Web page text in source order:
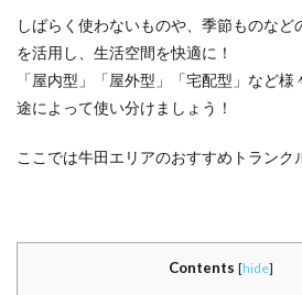
しばらく使わないものや、季節ものなど
を活用し、生活空間を快適に！
「屋内型」「屋外型」「宅配型」など
途によって使い分けましょう！
ここでは牛田エリアのおすすめトランク
Contents [hide]